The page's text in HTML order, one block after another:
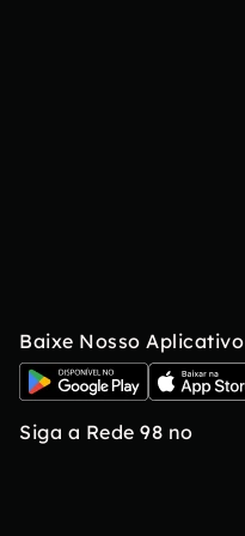
Baixe Nosso Aplicativo
Siga a Rede 98 no